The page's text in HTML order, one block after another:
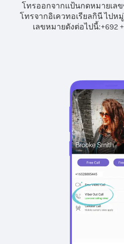
โทรออกจากแป้นกดหมายเลข
โทรจากอิเควทอเรียลกินี ไปห
เลขหมายดังต่อไปนี้:+692+